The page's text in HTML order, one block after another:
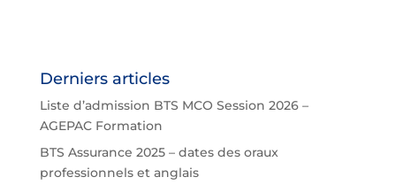
Derniers articles
Liste d’admission BTS MCO Session 2026 –
AGEPAC Formation
BTS Assurance 2025 – dates des oraux
professionnels et anglais